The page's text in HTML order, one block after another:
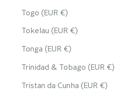
Togo (EUR €)
Tokelau (EUR €)
Tonga (EUR €)
Trinidad & Tobago (EUR €)
Tristan da Cunha (EUR €)